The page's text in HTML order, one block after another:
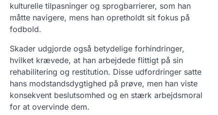
kulturelle tilpasninger og sprogbarrierer, som han
måtte navigere, mens han opretholdt sit fokus på
fodbold.
Skader udgjorde også betydelige forhindringer,
hvilket krævede, at han arbejdede flittigt på sin
rehabilitering og restitution. Disse udfordringer satte
hans modstandsdygtighed på prøve, men han viste
konsekvent beslutsomhed og en stærk arbejdsmoral
for at overvinde dem.